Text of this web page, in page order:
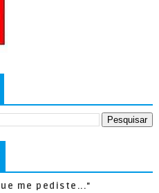
me pediste..."